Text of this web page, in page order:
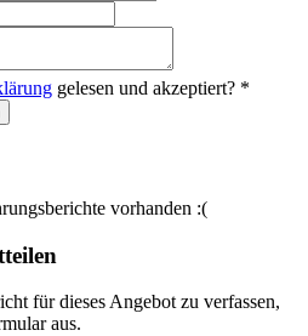
gelesen und akzeptiert? *
vorhanden :(
für dieses Angebot zu verfassen,
aus.